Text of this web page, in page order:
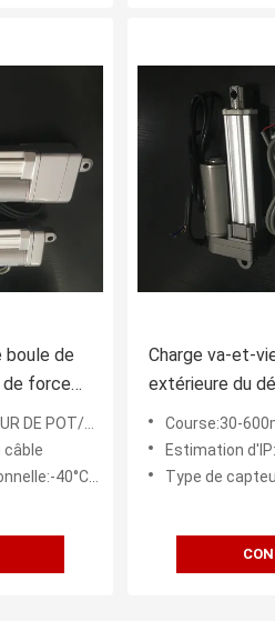
boule de
de force
POT/HALL
câble
(- 104°F/150°)
Charge va-et-
extérieure du
vis de boule
Course:30-
Estimation
Type de